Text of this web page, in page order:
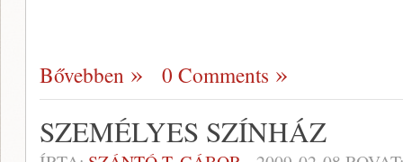
Bővebben 0 Comments
SZEMÉLYES SZÍNHÁZ